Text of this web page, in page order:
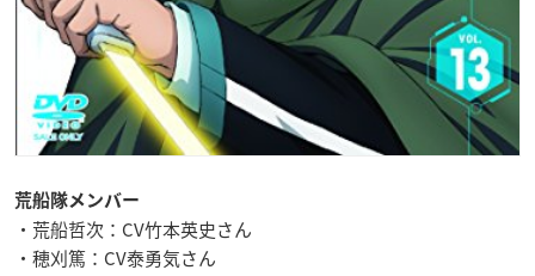
荒船隊メンバー
・荒船哲次：CV竹本英史さん
・穂刈篤：CV泰勇気さん